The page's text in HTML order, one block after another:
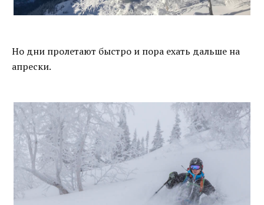
Но дни пролетают быстро и пора ехать дальше на
апрески.